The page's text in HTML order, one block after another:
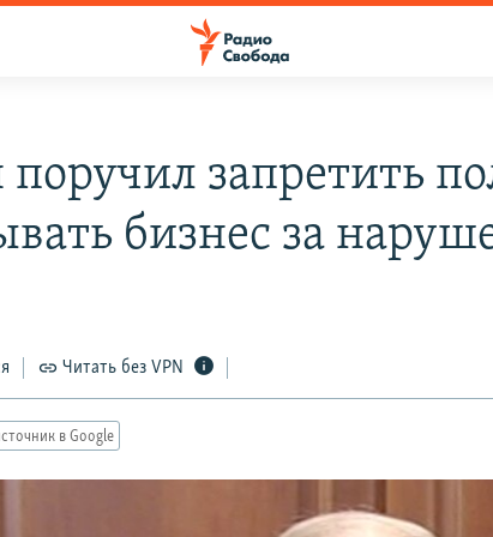
запретить
бизнес за
Читать без VPN
в Google